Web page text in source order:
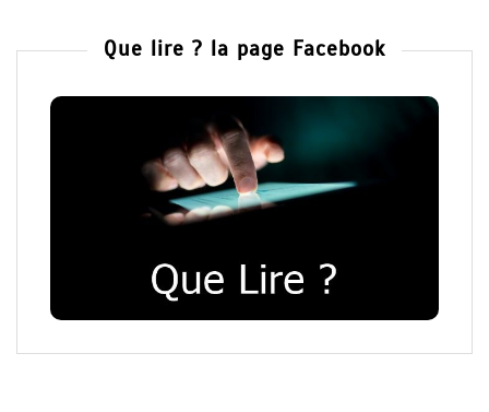
Que lire ? la page Facebook